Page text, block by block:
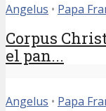
Angelus • Papa
Corpus
el pan...
Angelus • Papa